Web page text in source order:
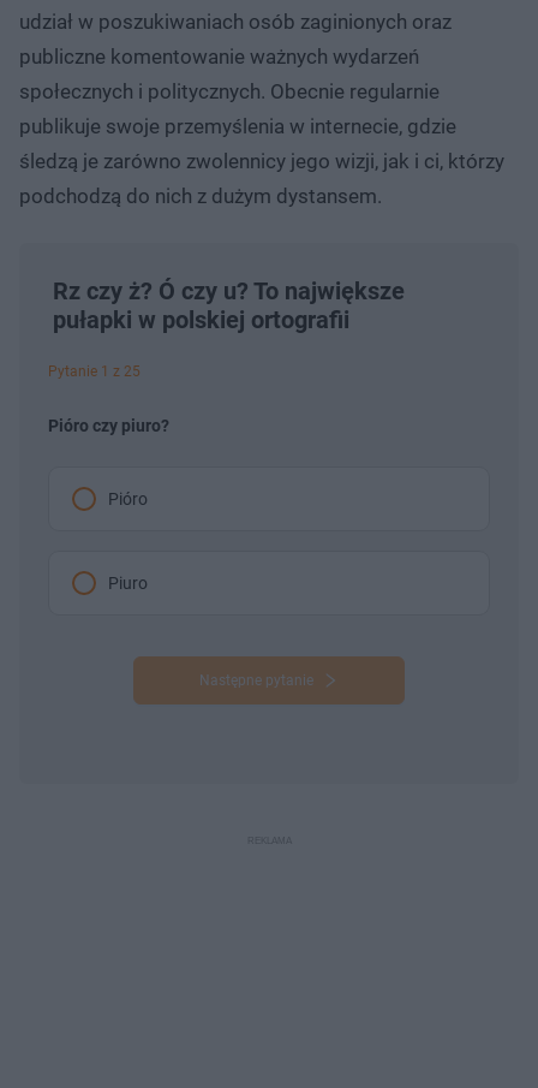
udział w poszukiwaniach osób zaginionych oraz
publiczne komentowanie ważnych wydarzeń
społecznych i politycznych. Obecnie regularnie
publikuje swoje przemyślenia w internecie, gdzie
śledzą je zarówno zwolennicy jego wizji, jak i ci, którzy
podchodzą do nich z dużym dystansem.
Rz czy ż? Ó czy u? To największe
pułapki w polskiej ortografii
Pytanie 1 z 25
Pióro czy piuro?
Pióro
Piuro
Następne pytanie